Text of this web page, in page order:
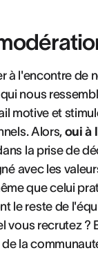
à l'encontre de
nous
motive et
Alors, oui à
la prise de
avec les
que celui
le reste de
recrutez ?
la